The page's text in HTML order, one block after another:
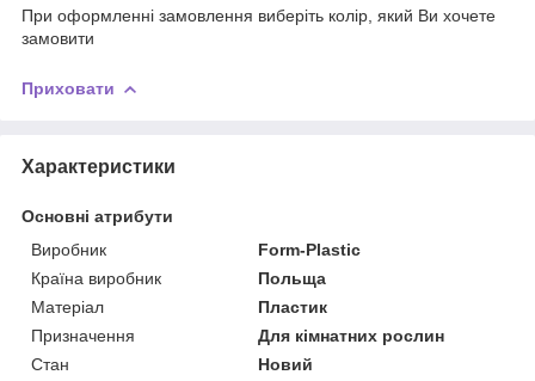
При оформленні замовлення виберіть колір, який Ви хочете
замовити
Приховати
Характеристики
Основні атрибути
Виробник
Form-Plastic
Країна виробник
Польща
Матеріал
Пластик
Призначення
Для кімнатних рослин
Стан
Новий